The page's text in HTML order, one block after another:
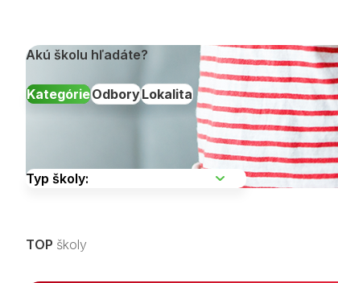
Akú školu hľadáte?
KategórieOdboryLokalita
TOP školy